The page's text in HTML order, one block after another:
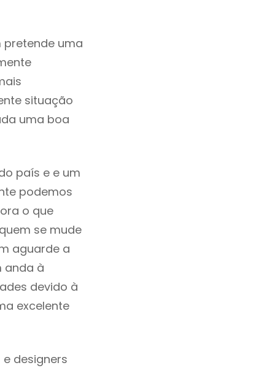
pretende uma
situação
uma boa
país e e um
podemos
o que
se mude
aguarde a
anda à
devido à
excelente
designers